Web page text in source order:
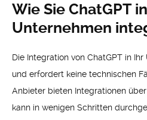
Wie Sie ChatGPT
Unternehmen
Die Integration von ChatGPT in
und erfordert keine technischen
Anbieter bieten Integrationen
kann in wenigen Schritten